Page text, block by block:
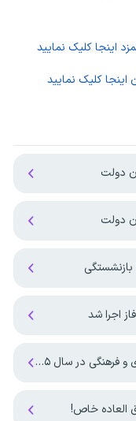
اینجا کلیک نمایید
اینجا کلیک نمایید
اجرا شد
در سال ۱۴۰۵